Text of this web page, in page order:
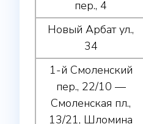
пер., 4
Новый Арбат ул.,
34
1-й Смоленский
пер., 22/10 —
Смоленская пл.,
13/21, Шломина